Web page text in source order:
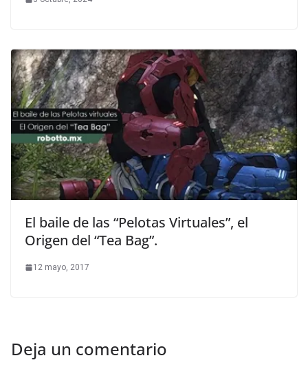
El baile de las “Pelotas Virtuales”, el
Origen del “Tea Bag”.
12 mayo, 2017
Deja un comentario